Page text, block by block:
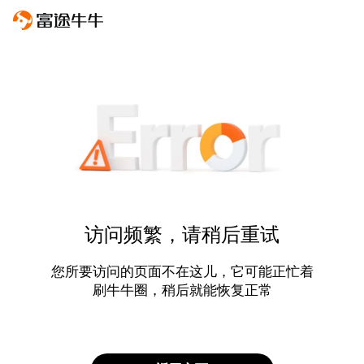
访问频繁，请稍后重试
您所要访问的页面不在这儿，它可能正忙着
刷牛牛圈，稍后就能恢复正常